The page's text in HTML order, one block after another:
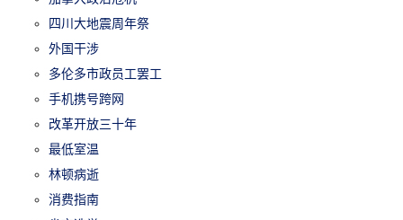
四川大地震周年祭
外国干涉
多伦多市政员工罢工
手机携号跨网
改革开放三十年
最低室温
林顿病逝
消费指南